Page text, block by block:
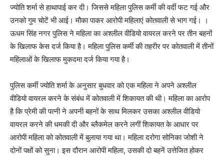
ज्योति शर्मा से हाथापाई कर दी। जिससे महिला पुलिस कर्मी की वर्दी फट गई और
उनको गुम चोटें भी आई। मौका पाकर आरोपी महिलाएं कोतवाली से भाग गई। ।
ऊधम सिंह नगर पुलिस ने महिला का अश्लील वीडियो वायरल करने पर तीन बहनों
के खिलाफ केस दर्ज किया है। महिला पुलिस कर्मी की तहरीर पर कोतवाली में तीनों
महिलाओं के खिलाफ मुकदमा दर्ज किया गया है।
पुलिस कर्मी ज्योति शर्मा के अनुसार बुधवार को एक महिला ने अपने अश्लील
वीडियो वायरल करने के संबंध में कोतवाली में शिकायत की थी। महिला का आरोप
है कि प्रेमी की पत्नी ने अपनी बहनों के साथ मिलकर उसका अश्लील वीडियो
वायरल करने की धमकी दी और ब्लैकमेल करने लगीं शिकायत के आधार पर
आरोपी महिला को कोतवाली में बुलाया गया था। महिला दरोगा सोनिका जोशी ने
दोनों पक्षों को सुना। इस दौरान आरोपी महिला, उसकी दो बहनें उत्तेजित होकर